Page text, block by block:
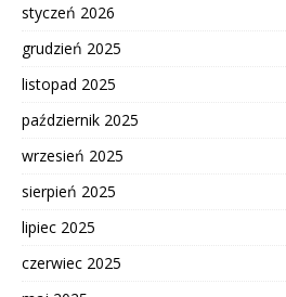
styczeń 2026
grudzień 2025
listopad 2025
październik 2025
wrzesień 2025
sierpień 2025
lipiec 2025
czerwiec 2025